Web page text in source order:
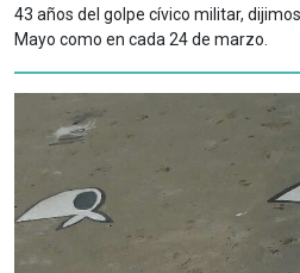
43 años del golpe cívico militar,
Mayo como en cada 24 de marzo.